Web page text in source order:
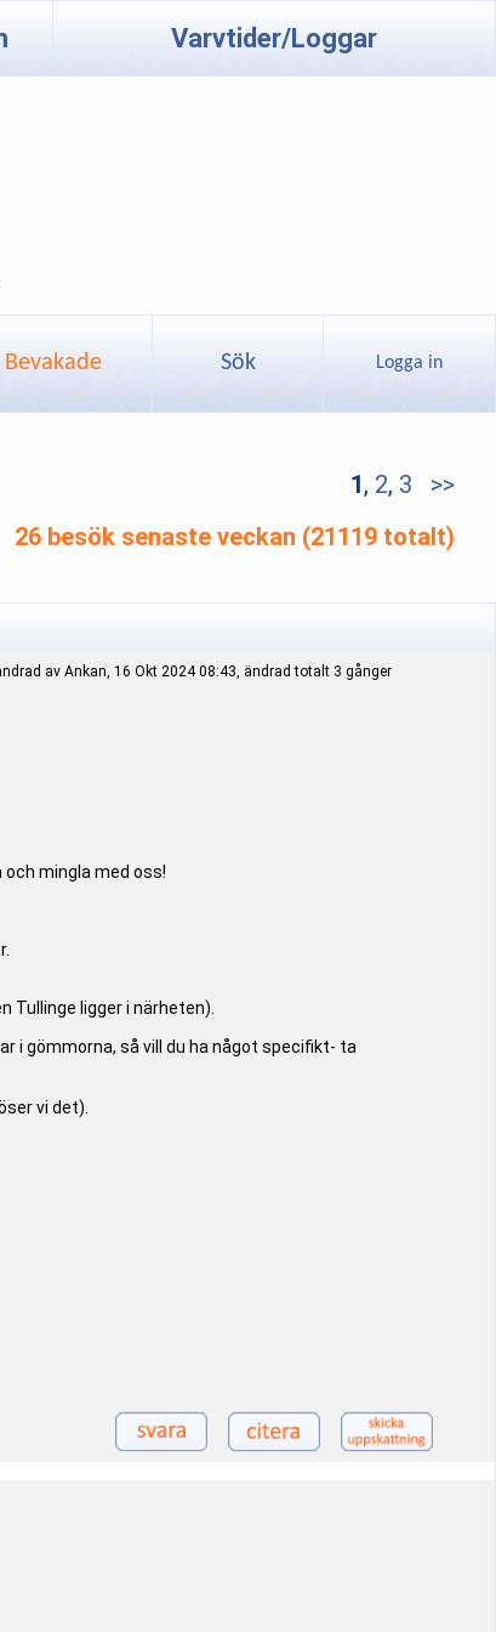
Varvtider/Loggar
Bevakade Sök Logga in
1, 2, 3
>>
26 besök senaste veckan (21119 totalt)
av Ankan, 16 Okt 2024 08:43, ändrad totalt 3 gånger
mingla med oss!
Tullinge ligger i närheten).
i gömmorna, så vill du ha något specifikt- ta
vi det).